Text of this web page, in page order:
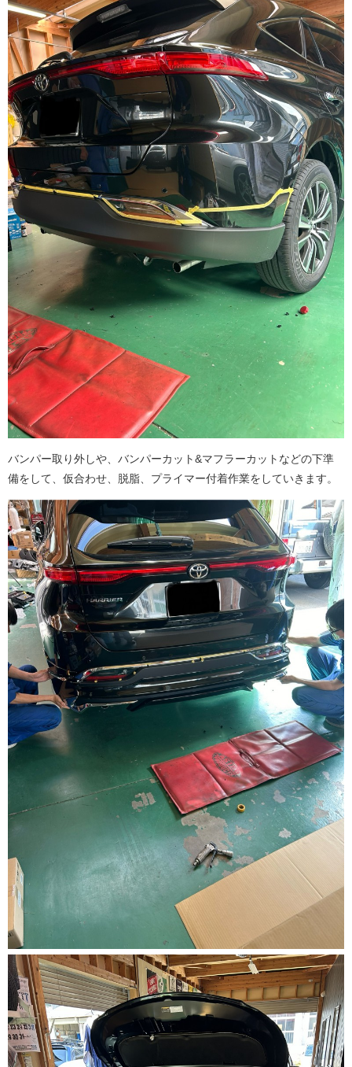
バンパー取り外しや、バンパーカット&マフラーカットなどの下準
備をして、仮合わせ、脱脂、プライマー付着作業をしていきます。